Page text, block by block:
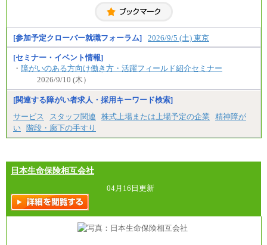
㉑月給185,000 円以上
㉓月給224,500円以上
※全コース共通※ 能力・経験・勤務地などにより
異なります
※試用期間中も給与に変更はございません。
※居住地、年齢により異なります。
※この他に、該当する場合は各種手当が支給されま
す。
※試用期間中も給与に変更はございません
[参加予定クローバー就職フォーラム] 2026/9/5 (土) 東京
[セミナー・イベント情報]
・ 障がいのある方向け働き方・活躍フィールド紹介セミナー
2026/9/10 (木）
[関連する障がい者求人・採用キーワード検索]
サービス
スタッフ関連 株式上場または上場予定の企業
精神障が
い 階段・廊下の手すり
日本生命保険相互会社
04月16日更新